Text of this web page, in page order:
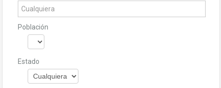
Población
Estado